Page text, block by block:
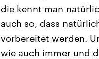
die kennt man
auch so, dass
vorbereitet werden.
wie auch immer und